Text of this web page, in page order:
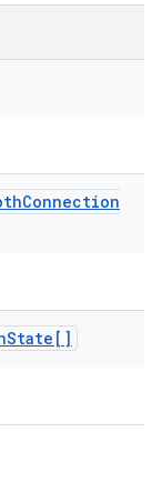
Connection
State[]